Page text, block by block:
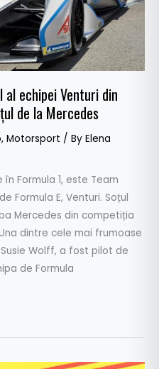
echipei Venturi din
de la Mercedes
, Motorsport / By Elena
Formula 1, este Team
Formula E, Venturi. Soțul
Mercedes din competiția
dintre cele mai frumoase
Wolff, a fost pilot de
de Formula